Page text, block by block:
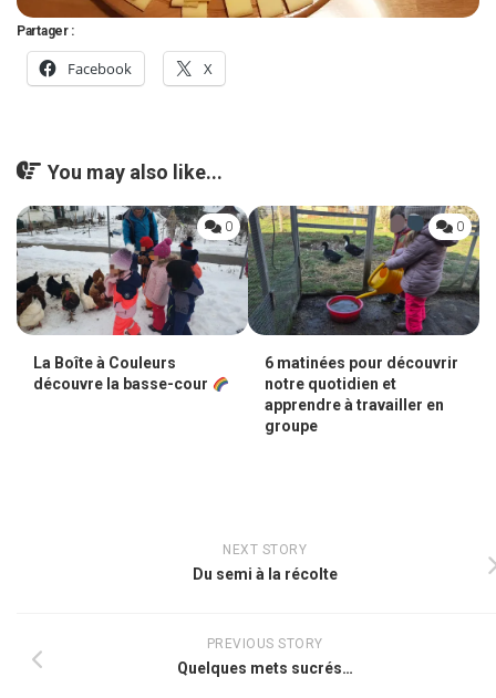
Partager :
Facebook X
You may also like...
0
La Boîte à Couleurs
découvre la basse-cour
0
6 matinées pour découvrir
notre quotidien et
apprendre à travailler en
groupe
NEXT STORY
Du semi à la récolte
PREVIOUS STORY
Quelques mets sucrés…